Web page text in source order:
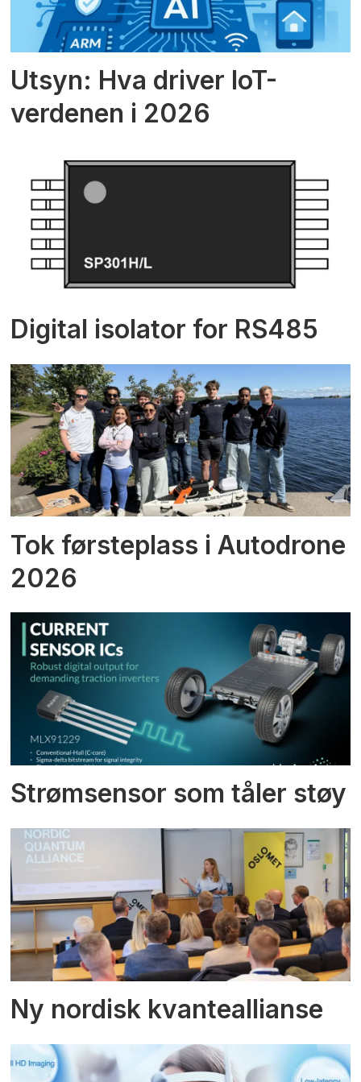
Utsyn: Hva driver IoT-
verdenen i 2026
Digital isolator for RS485
Tok førsteplass i Autodrone
2026
Strømsensor som tåler støy
Ny nordisk kvanteallianse